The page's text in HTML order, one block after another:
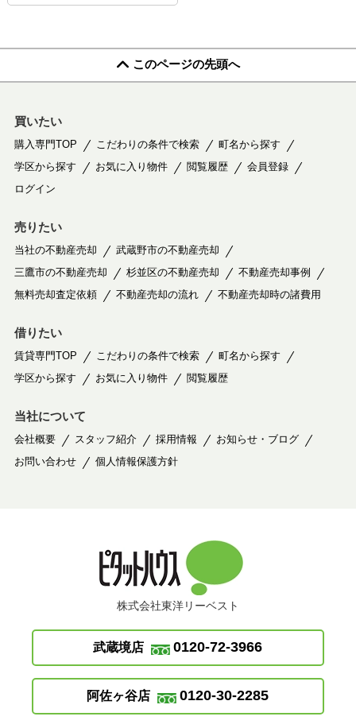
このページの先頭へ
買いたい
購入専門TOP こだわりの条件で検索
町名から探す
学区から探す
お気に入り物件 閲覧履歴
会員登録
ログイン
売りたい
当社の不動産売却
武蔵野市の不動産売却
三鷹市の不動産売却
杉並区の不動産売却
不動産売却事例
無料売却査定依頼
不動産売却の流れ 不動産売却時の諸費用
借りたい
賃貸専門TOP こだわりの条件で検索
町名から探す
学区から探す
お気に入り物件 閲覧履歴
当社について
会社概要 スタッフ紹介 採用情報
お知らせ・ブログ
お問い合わせ
個人情報保護方針
株式会社東洋リーベスト
武蔵境店 0120-72-3966
阿佐ヶ谷店 0120-30-2285